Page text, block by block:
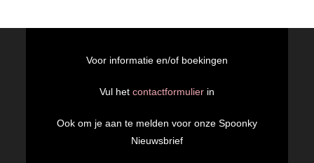
Voor informatie en/of boekingen
Vul het contactformulier in
Ook om je aan te melden voor onze Spoonky
Nieuwsbrief